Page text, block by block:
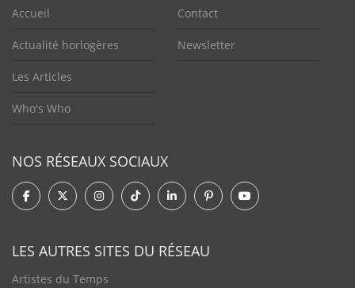
Accueil
Actualité horlogères
Les Articles
Who's Who
Contact
Newsletter
NOS RÉSEAUX SOCIAUX
LES AUTRES SITES DU RÉSEAU
Artistes du Temps